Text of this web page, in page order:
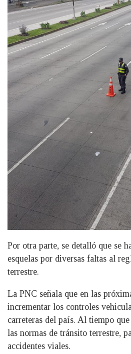
Por otra parte, se detalló que se
esquelas por diversas faltas al
terrestre.
La PNC señala que en las
incrementar los controles
carreteras del país. Al tiempo
las normas de tránsito terrestre,
accidentes viales.